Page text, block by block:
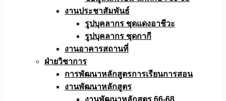
งานประชาสัมพันธ์
รูปบุคลากร ชุดแดงอาชีวะ
รูปบุคลากร ชุดกากี
งานอาคารสถานที่
ฝ่ายวิชาการ
การพัฒนาหลักสูตรการเรียนการสอน
งานพัฒนาหลักสูตร
งานพัฒนาหลักสูตร 66-68